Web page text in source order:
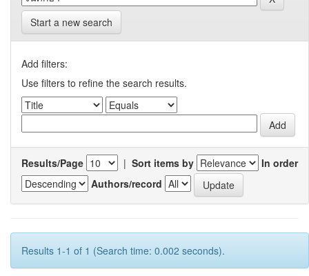
Start a new search
Add filters:
Use filters to refine the search results.
Results/Page | Sort items by
In order
Authors/record
Results 1-1 of 1 (Search time: 0.002 seconds).